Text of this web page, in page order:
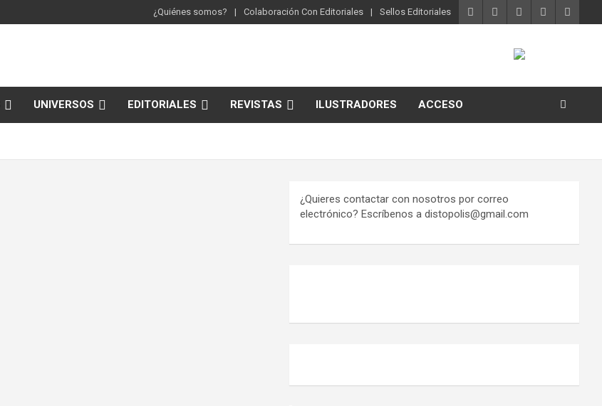
¿Quiénes somos? Colaboración Con Editoriales Sellos Editoriales
UNIVERSOS EDITORIALES REVISTAS ILUSTRADORES ACCESO
¿Quieres contactar con nosotros por correo
electrónico? Escríbenos a distopolis@gmail.com